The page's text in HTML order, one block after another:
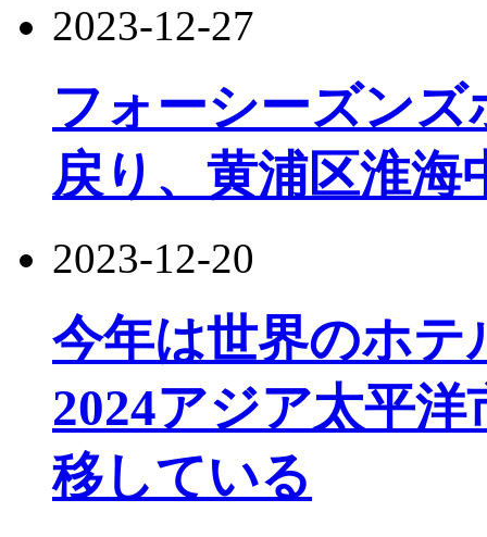
2023-12-27
フォーシーズン
戻り、黄浦区淮海
2023-12-20
今年は世界のホテ
2024アジア太平
移している